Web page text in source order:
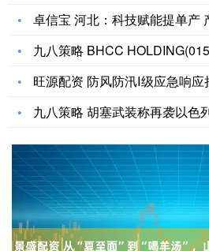
卓信宝 河北：科技赋能提单产
九八策略 BHCC
旺源配资 防风防汛Ⅰ级应急响应持续
九八策略 胡塞武装称再袭以色